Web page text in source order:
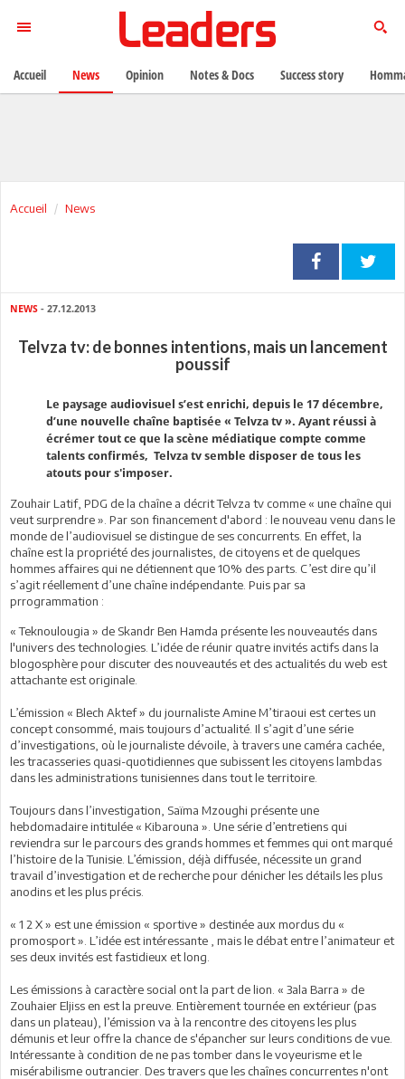
Accueil News
NEWS - 27.12.2013
Telvza tv: de bonnes intentions, mais un lancement
poussif
Le paysage audiovisuel s’est enrichi, depuis le 17 décembre,
d’une nouvelle chaîne baptisée « Telvza tv ». Ayant réussi à
écrémer tout ce que la scène médiatique compte comme
talents confirmés, Telvza tv semble disposer de tous les
atouts pour s'imposer.
Zouhair Latif, PDG de la chaîne a décrit Telvza tv comme « une chaîne qui
veut surprendre ». Par son financement d'abord : le nouveau venu dans le
monde de l’audiovisuel se distingue de ses concurrents. En effet, la
chaîne est la propriété des journalistes, de citoyens et de quelques
hommes affaires qui ne détiennent que 10% des parts. C’est dire qu’il
s’agit réellement d’une chaîne indépendante. Puis par sa
prrogrammation :
« Teknoulougia » de Skandr Ben Hamda présente les nouveautés dans
l'univers des technologies. L’idée de réunir quatre invités actifs dans la
blogosphère pour discuter des nouveautés et des actualités du web est
attachante est originale.
L’émission « Blech Aktef » du journaliste Amine M’tiraoui est certes un
concept consommé, mais toujours d’actualité. Il s’agit d’une série
d’investigations, où le journaliste dévoile, à travers une caméra cachée,
les tracasseries quasi-quotidiennes que subissent les citoyens lambdas
dans les administrations tunisiennes dans tout le territoire.
Toujours dans l’investigation, Saïma Mzoughi présente une
hebdomadaire intitulée « Kibarouna ». Une série d’entretiens qui
reviendra sur le parcours des grands hommes et femmes qui ont marqué
l’histoire de la Tunisie. L’émission, déjà diffusée, nécessite un grand
travail d’investigation et de recherche pour dénicher les détails les plus
anodins et les plus précis.
« 1 2 X » est une émission « sportive » destinée aux mordus du «
promosport ». L’idée est intéressante , mais le débat entre l’animateur et
ses deux invités est fastidieux et long.
Les émissions à caractère social ont la part de lion. « 3ala Barra » de
Zouhaier Eljiss en est la preuve. Entièrement tournée en extérieur (pas
dans un plateau), l’émission va à la rencontre des citoyens les plus
démunis et leur offre la chance de s'épancher sur leurs conditions de vue.
Intéressante à condition de ne pas tomber dans le voyeurisme et le
misérabilisme outrancier. Des travers que les chaînes concurrentes n'ont
Accueil News Opinion Notes & Docs Success story